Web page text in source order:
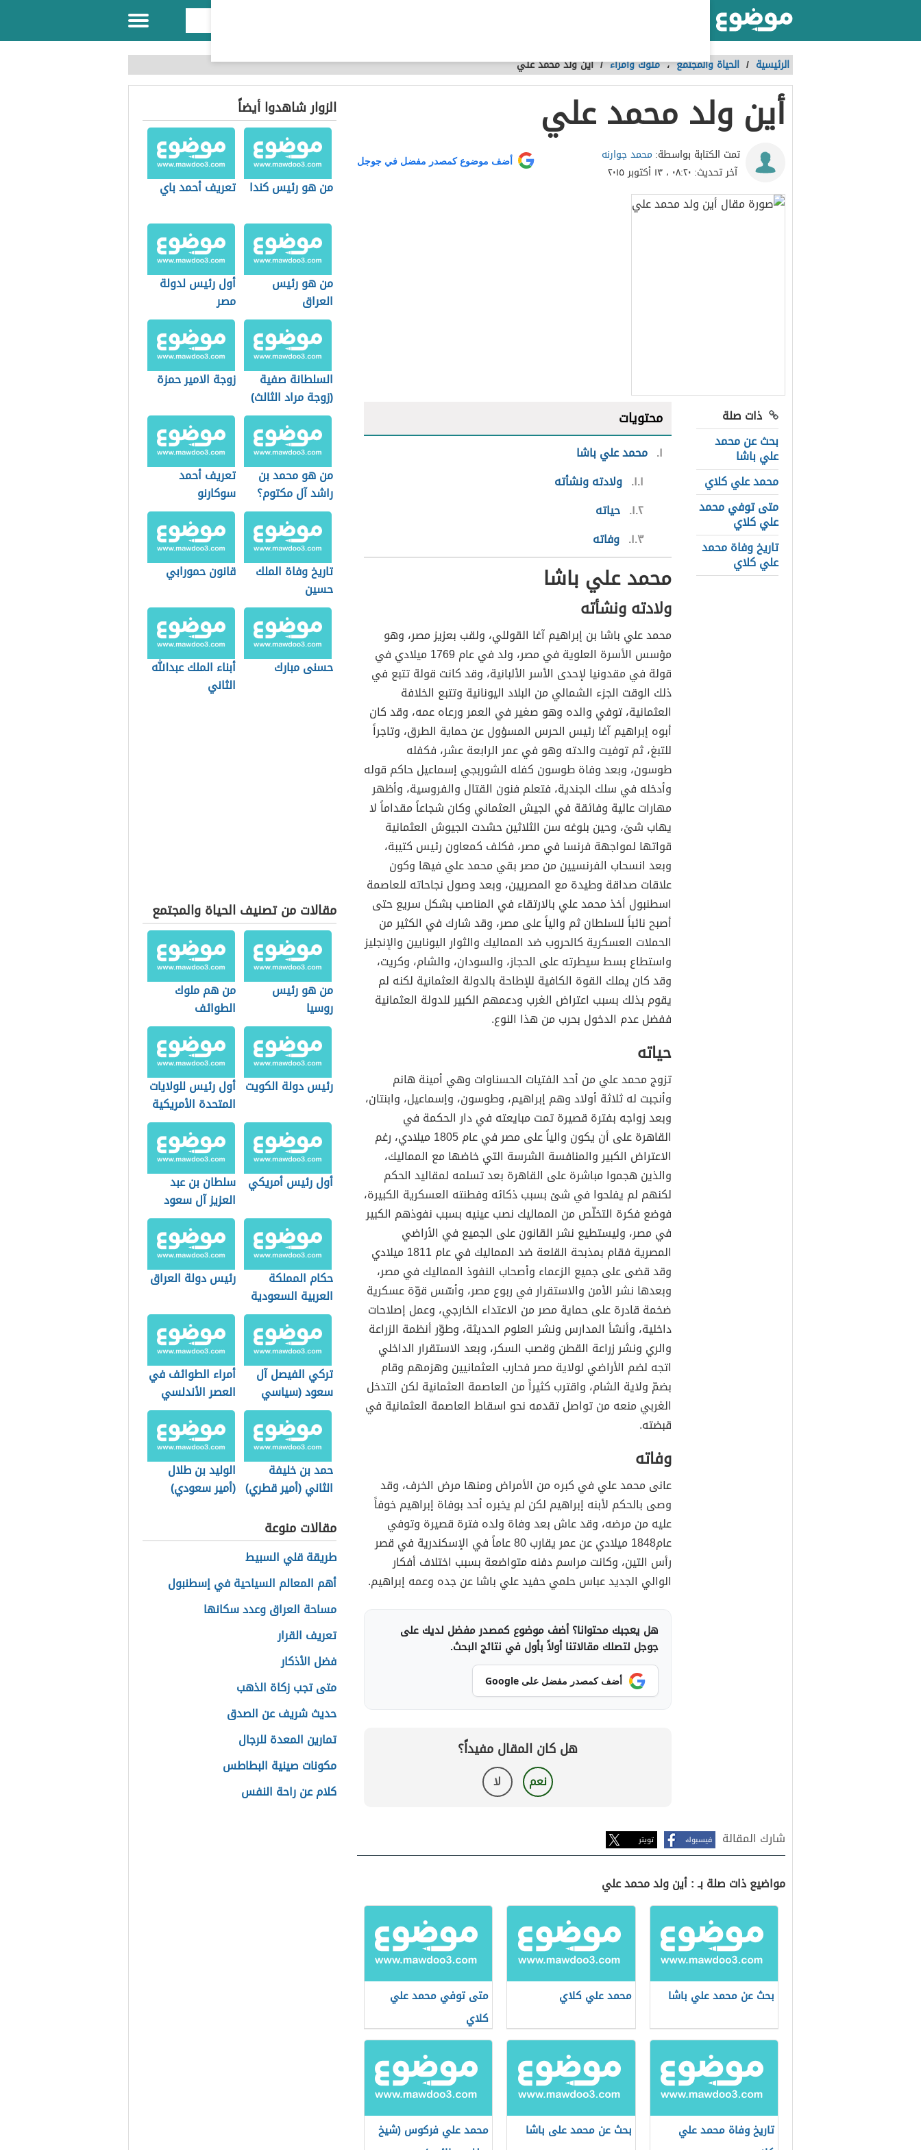
الرئيسية / الحياة والمجتمع،ملوك وأمراء /أين ولد محمد علي
أين ولد محمد علي
تمت الكتابة بواسطة: محمد جوارنه
آخر تحديث: ٠٨:٢٠ ، ١٣ أكتوبر ٢٠١٥
أضف موضوع كمصدر مفضل في جوجل
ذات صلة
بحث عن محمد
علي باشا
محمد علي كلاي
متى توفي محمد
علي كلاي
تاريخ وفاة محمد
علي كلاي
محتويات
١ محمد علي باشا
١.١ ولادته ونشأته
١.٢ حياته
١.٣ وفاته
محمد علي باشا
ولادته ونشأته
محمد علي باشا بن إبراهيم آغا القوللي، ولقب بعزيز مصر، وهو
مؤسس الأسرة العلوية في مصر، ولد في عام 1769 ميلادي في
قولة في مقدونيا لإحدى الأسر الألبانية، وقد كانت قولة تتبع في
ذلك الوقت الجزء الشمالي من البلاد اليونانية وتتبع الخلافة
العثمانية، توفي والده وهو صغير في العمر ورعاه عمه، وقد كان
أبوه إبراهيم آغا رئيس الحرس المسؤول عن حماية الطرق، وتاجراً
للتبغ، ثم توفيت والدته وهو في عمر الرابعة عشر، فكفله
طوسون، وبعد وفاة طوسون كفله الشوربجي إسماعيل حاكم قوله
وأدخله في سلك الجندية، فتعلم فنون القتال والفروسية، وأظهر
مهارات عالية وفائقة في الجيش العثماني وكان شجاعاً مقداماً لا
يهاب شئ، وحين بلوغه سن الثلاثين حشدت الجيوش العثمانية
قواتها لمواجهة فرنسا في مصر، فكلف كمعاون رئيس كتيبة،
وبعد انسحاب الفرنسيين من مصر بقي محمد علي فيها وكون
علاقات صداقة وطيدة مع المصريين، وبعد وصول نجاحاته للعاصمة
اسطنبول أخذ محمد علي بالارتقاء في المناصب بشكل سريع حتى
أصبح نائباً للسلطان ثم والياً على مصر، وقد شارك في الكثير من
الحملات العسكرية كالحروب ضد المماليك والثوار اليونايين والإنجليز
واستطاع بسط سيطرته على الحجاز، والسودان، والشام، وكريت،
وقد كان يملك القوة الكافية للإطاحة بالدولة العثمانية لكنه لم
يقوم بذلك بسبب اعتراض الغرب ودعمهم الكبير للدولة العثمانية
ففضل عدم الدخول بحرب من هذا النوع.
حياته
تزوج محمد علي من أحد الفتيات الحسناوات وهي أمينة هانم
وأنجبت له ثلاثة أولاد وهم إبراهيم، وطوسون، وإسماعيل، وابنتان،
وبعد زواجه بفترة قصيرة تمت مبايعته في دار الحكمة في
القاهرة على أن يكون والياً على مصر في عام 1805 ميلادي، رغم
الاعتراض الكبير والمنافسة الشرسة التي خاضها مع المماليك،
والذين هجموا مباشرة على القاهرة بعد تسلمه لمقاليد الحكم
لكنهم لم يفلحوا في شئ بسبب ذكائه وفطنته العسكرية الكبيرة،
فوضع فكرة التخلّص من المماليك نصب عينيه بسبب نفوذهم الكبير
في مصر، وليستطيع نشر القانون على الجميع في الأراضي
المصرية فقام بمذبحة القلعة ضد المماليك في عام 1811 ميلادي
وقد قضى على جميع الزعماء وأصحاب النفوذ المماليك في مصر،
وبعدها نشر الأمن والاستقرار في ربوع مصر، وأسّس قوّة عسكرية
ضخمة قادرة على حماية مصر من الاعتداء الخارجي، وعمل إصلاحات
داخلية، وأنشأ المدارس ونشر العلوم الحديثة، وطوّر أنظمة الزراعة
والري ونشر زراعة القطن وقصب السكر، وبعد الاستقرار الداخلي
اتجه لضم الأراضي لولاية مصر فحارب العثمانيين وهزمهم وقام
بضمّ ولاية الشام، واقترب كثيراً من العاصمة العثمانية لكن التدخل
الغربي منعه من تواصل تقدمه نحو اسقاط العاصمة العثمانية في
قبضته.
وفاته
عانى محمد علي في كبره من الأمراض ومنها مرض الخرف، وقد
وصى بالحكم لأبنه إبراهيم لكن لم يخبره أحد بوفاة إبراهيم خوفاً
عليه من مرضه، وقد عاش بعد وفاة ولده فترة قصيرة وتوفي
عام1848 ميلادي عن عمر يقارب 80 عاماً في الإسكندرية في قصر
رأس التين، وكانت مراسم دفنه متواضعة بسبب اختلاف أفكار
الوالي الجديد عباس حلمي حفيد علي باشا عن جده وعمه إبراهيم.
هل يعجبك محتوانا؟ أضف موضوع كمصدر مفضل لديك على
جوجل لتصلك مقالاتنا أولاً بأول في نتائج البحث.
أضف كمصدر مفضل على Google
هل كان المقال مفيداً؟
نعم لا
شارك المقالة فيسبوك تويتر
مواضيع ذات صلة بـ : أين ولد محمد علي
بحث عن محمد علي باشا محمد علي كلاي
متى توفي محمد علي
كلاي
تاريخ وفاة محمد علي
بحث عن محمد على باشا
محمد علي فركوس (شيخ
الزوار شاهدوا أيضاً
من هو رئيس كندا تعريف أحمد باي
من هو رئيس
العراق
أول رئيس لدولة
مصر
السلطانة صفية
(زوجة مراد الثالث)
زوجة الامير حمزة
من هو محمد بن
راشد آل مكتوم؟
تعريف أحمد
سوكارنو
تاريخ وفاة الملك
حسين
قانون حمورابي
حسنى مبارك
أبناء الملك عبدالله
الثاني
مقالات من تصنيف الحياة والمجتمع
من هو رئيس
روسيا
من هم ملوك
الطوائف
رئيس دولة الكويت أول رئيس للولايات
المتحدة الأمريكية
أول رئيس أمريكي
سلطان بن عبد
العزيز آل سعود
حكام المملكة
العربية السعودية
رئيس دولة العراق
تركي الفيصل آل
سعود (سياسي
سعودي)
أمراء الطوائف في
العصر الأندلسي
حمد بن خليفة
الثاني (أمير قطري)
الوليد بن طلال
(أمير سعودي)
مقالات منوعة
طريقة قلي السبيط
أهم المعالم السياحية في إسطنبول
مساحة العراق وعدد سكانها
تعريف القرار
فضل الأذكار
متى تجب زكاة الذهب
حديث شريف عن الصدق
تمارين المعدة للرجال
مكونات صينية البطاطس
كلام عن راحة النفس